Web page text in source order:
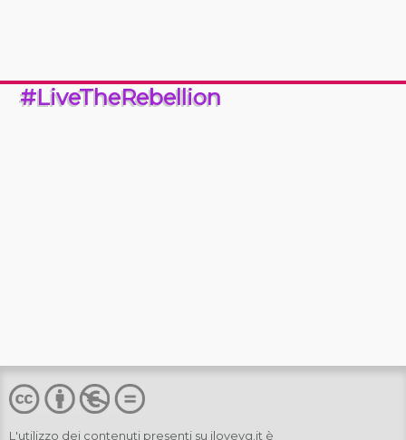
#LiveTheRebellion
L'utilizzo dei contenuti presenti su ilovevg.it è